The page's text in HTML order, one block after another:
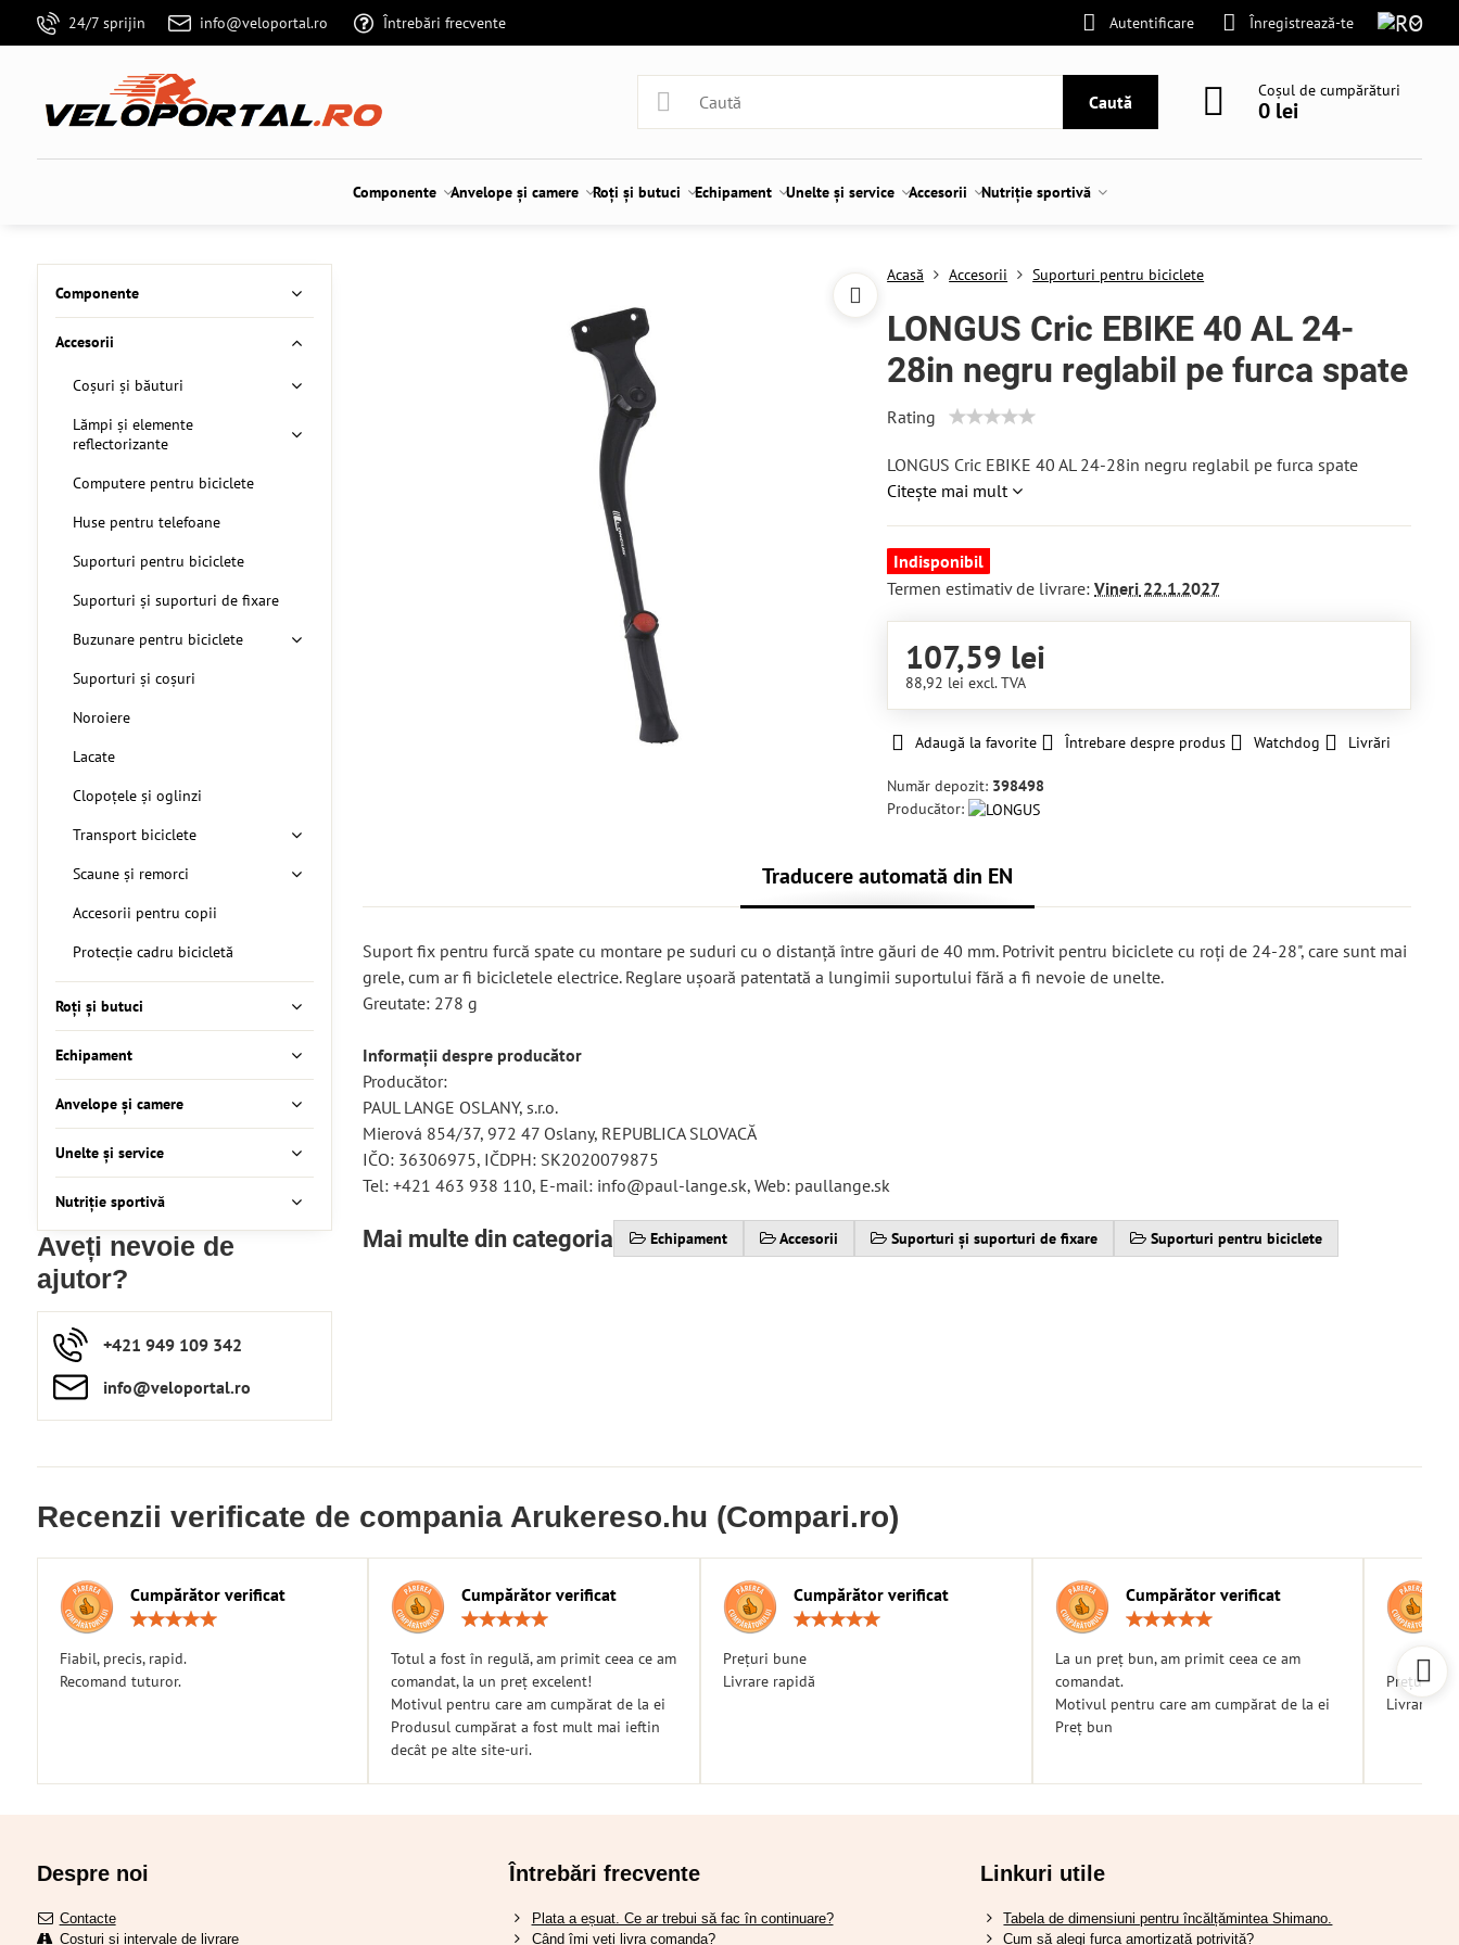
24/7 sprijin info@veloportal.ro Întrebări frecvente Autentificare Înregistrează-te
Caută
Coșul de cumpărături
0 lei
Componente Anvelope și camere Roți și butuci Echipament Unelte și service Accesorii Nutriție sportivă
Acasă Accesorii Suporturi pentru biciclete
LONGUS Cric EBIKE 40 AL 24-
28in negru reglabil pe furca spate
Rating
LONGUS Cric EBIKE 40 AL 24-28in negru reglabil pe furca spate
Citește mai mult
Indisponibil
Termen estimativ de livrare:Vineri 22.1.2027
107,59 lei
88,92 leiexcl. TVA
Adaugă la favorite Întrebare despre produs Watchdog Livrări
Număr depozit: 398498
Producător:
Traducere automată din EN
Suport fix pentru furcă spate cu montare pe suduri cu o distanță între găuri de 40 mm. Potrivit pentru biciclete cu roți de 24-28", care sunt mai
grele, cum ar fi bicicletele electrice. Reglare ușoară patentată a lungimii suportului fără a fi nevoie de unelte.
Greutate: 278 g
Informații despre producător
Producător:
PAUL LANGE OSLANY, s.r.o.
Mierová 854/37, 972 47 Oslany, REPUBLICA SLOVACĂ
IČO: 36306975, IČDPH: SK2020079875
Tel: +421 463 938 110, E-mail: info@paul-lange.sk, Web: paullange.sk
Mai multe din categoria Echipament Accesorii Suporturi și suporturi de fixare Suporturi pentru biciclete
Componente
Accesorii
Coșuri și băuturi
Lămpi și elemente
reflectorizante
Computere pentru biciclete
Huse pentru telefoane
Suporturi pentru biciclete
Suporturi și suporturi de fixare
Buzunare pentru biciclete
Suporturi și coșuri
Noroiere
Lacate
Clopoțele și oglinzi
Transport biciclete
Scaune și remorci
Accesorii pentru copii
Protecție cadru bicicletă
Roți și butuci
Echipament
Anvelope și camere
Unelte și service
Nutriție sportivă
Aveți nevoie de
ajutor?
+421 949 109 342
info​​@veloportal​.ro
Recenzii verificate de compania Arukereso.hu (Compari.ro)
Cumpărător verificat
Fiabil, precis, rapid.
Recomand tuturor.
Cumpărător verificat
/
5
Totul a fost în regulă, am primit ceea ce am
comandat, la un preț excelent!
Motivul pentru care am cumpărat de la ei
Produsul cumpărat a fost mult mai ieftin
decât pe alte site-uri.
Cumpărător verificat
Prețuri bune
Livrare rapidă
Cumpărător verificat
/
5
La un preț bun, am primit ceea ce am
comandat.
Motivul pentru care am cumpărat de la ei
Preț bun
Prețuri
Livrare
Despre noi
Contacte
Costuri și intervale de livrare
Întrebări frecvente
Plata a eșuat. Ce ar trebui să fac în continuare?
Când îmi veți livra comanda?
Linkuri utile
Tabela de dimensiuni pentru încălțămintea Shimano.
Cum să alegi furca amortizată potrivită?